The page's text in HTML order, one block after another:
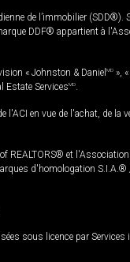
de l’immobilier
DDF® appartient à
« Johnston & Daniel MD »,
Estate ServicesMD
en vue de l'achat, de la
et
d'homologation
sous licence par